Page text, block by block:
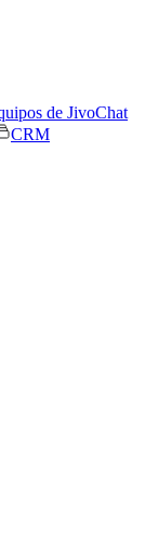
de JivoChat
CRM